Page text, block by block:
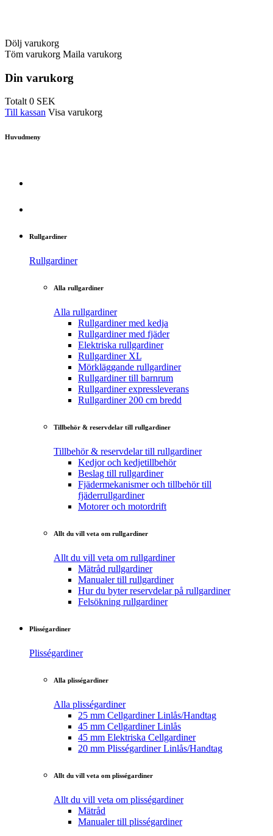
Dölj varukorg
Töm varukorg Maila varukorg
Din varukorg
Totalt0 SEK
Till kassan Visa varukorg
Huvudmeny
Rullgardiner
Rullgardiner
Alla rullgardiner
Alla rullgardiner
Rullgardiner med kedja
Rullgardiner med fjäder
Elektriska rullgardiner
Rullgardiner XL
Mörkläggande rullgardiner
Rullgardiner till barnrum
Rullgardiner expressleverans
Rullgardiner 200 cm bredd
Tillbehör & reservdelar till rullgardiner
Tillbehör & reservdelar till rullgardiner
Kedjor och kedjetillbehör
Beslag till rullgardiner
Fjädermekanismer och tillbehör till
fjäderrullgardiner
Motorer och motordrift
Allt du vill veta om rullgardiner
Allt du vill veta om rullgardiner
Mätråd rullgardiner
Manualer till rullgardiner
Hur du byter reservdelar på rullgardiner
Felsökning rullgardiner
Plisségardiner
Plisségardiner
Alla plisségardiner
Alla plisségardiner
25 mm Cellgardiner Linlås/Handtag
45 mm Cellgardiner Linlås
45 mm Elektriska Cellgardiner
20 mm Plisségardiner Linlås/Handtag
Allt du vill veta om plisségardiner
Allt du vill veta om plisségardiner
Mätråd
Manualer till plisségardiner